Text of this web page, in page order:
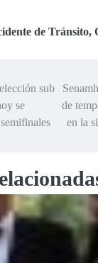
de Tránsito,
sub
se
de
en la